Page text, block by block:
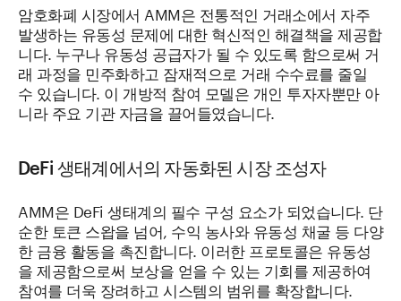
암호화폐 시장에서 AMM은 전통적인 거래소에서 자주
발생하는 유동성 문제에 대한 혁신적인 해결책을 제공합
니다. 누구나 유동성 공급자가 될 수 있도록 함으로써 거
래 과정을 민주화하고 잠재적으로 거래 수수료를 줄일
수 있습니다. 이 개방적 참여 모델은 개인 투자자뿐만 아
니라 주요 기관 자금을 끌어들였습니다.
DeFi 생태계에서의 자동화된 시장 조성자
AMM은 DeFi 생태계의 필수 구성 요소가 되었습니다. 단
순한 토큰 스왑을 넘어, 수익 농사와 유동성 채굴 등 다양
한 금융 활동을 촉진합니다. 이러한 프로토콜은 유동성
을 제공함으로써 보상을 얻을 수 있는 기회를 제공하여
참여를 더욱 장려하고 시스템의 범위를 확장합니다.